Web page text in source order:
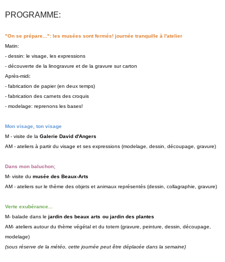
PROGRAMME:
"On se prépare...": les musées sont fermés! journée tranquille à l'atelier
Matin:
- dessin: le visage, les expressions
- découverte de la linogravure et de la gravure sur carton
Après-midi:
- fabrication de papier (en deux temps)
- fabrication des carnets des croquis
- modelage: reprenons les bases!
Mon visage, ton visage
M - visite de la Galerie David d'Angers
AM - ateliers à partir du visage et ses expressions (modelage, dessin, découpage, gravure)
Dans mon baluchon;
M- visite du musée des Beaux-Arts
AM - ateliers sur le thème des objets et animaux représentés (dessin, collagraphie, gravure)
Verte exubérance...
M- balade dans le jardin des beaux arts ou jardin des plantes
AM- ateliers autour du thème végétal et du totem (gravure, peinture, dessin, découpage,
modelage)
(sous réserve de la météo, cette journée peut être déplacée dans la semaine)